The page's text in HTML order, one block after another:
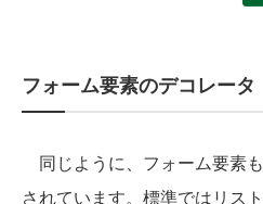
フォーム要素のデコレータ
同じように、フォーム要素
されています。標準ではリス